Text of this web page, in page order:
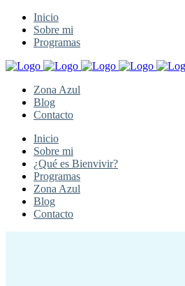
Inicio
Sobre mi
Programas
Zona Azul
Blog
Contacto
Inicio
Sobre mi
¿Qué es Bienvivir?
Programas
Zona Azul
Blog
Contacto